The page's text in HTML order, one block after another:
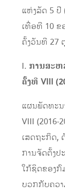
ແຫ່ງລັດ 5 ປີ
ເທື່ອທີ 10 ຂ
ຄັ້ງວັນທີ 27
I. ການສະຫ
ຄັ້ງທີ VIII (
ແຜນພັດທະນ
VIII (2016-
ເສດຖະກິດ,
ການຈັດຕັ້ງປ
ໃກ້ຊິດຂອງກົ
ບວກກັບຄວາ